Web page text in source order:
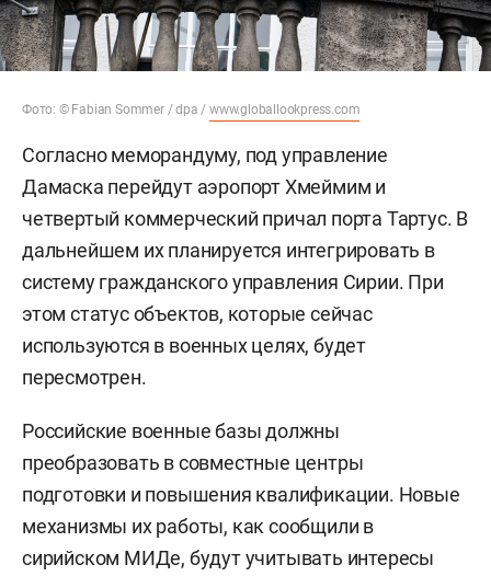
Фото: © Fabian Sommer / dpa /www.globallookpress.com
Согласно меморандуму, под управление
Дамаска перейдут аэропорт Хмеймим и
четвертый коммерческий причал порта Тартус. В
дальнейшем их планируется интегрировать в
систему гражданского управления Сирии. При
этом статус объектов, которые сейчас
используются в военных целях, будет
пересмотрен.
Российские военные базы должны
преобразовать в совместные центры
подготовки и повышения квалификации. Новые
механизмы их работы, как сообщили в
сирийском МИДе, будут учитывать интересы